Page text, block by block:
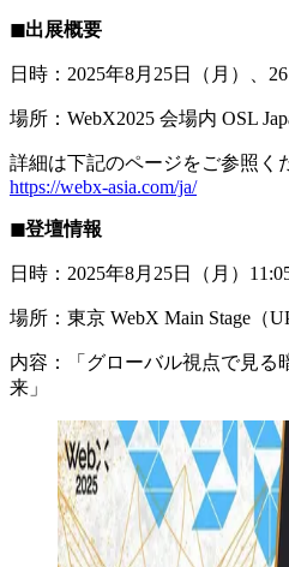
◼︎出展概要
日時：2025年8月25日（月）、
場所：WebX2025 会場内 OSL
詳細は下記のページをご参照く
https://webx-asia.com/ja/
◼︎登壇情報
日時：2025年8月25日（月）
場所：東京 WebX Main Stage（
内容：「グローバル視点で見る
来」